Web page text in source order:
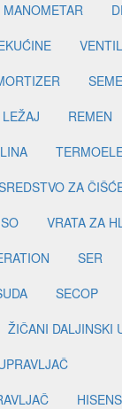
MANOMETAR
LEŽAJ
REMEN
ZA
VRATA ZA
SER
SECOP
ŽIČANI DALJINSKI